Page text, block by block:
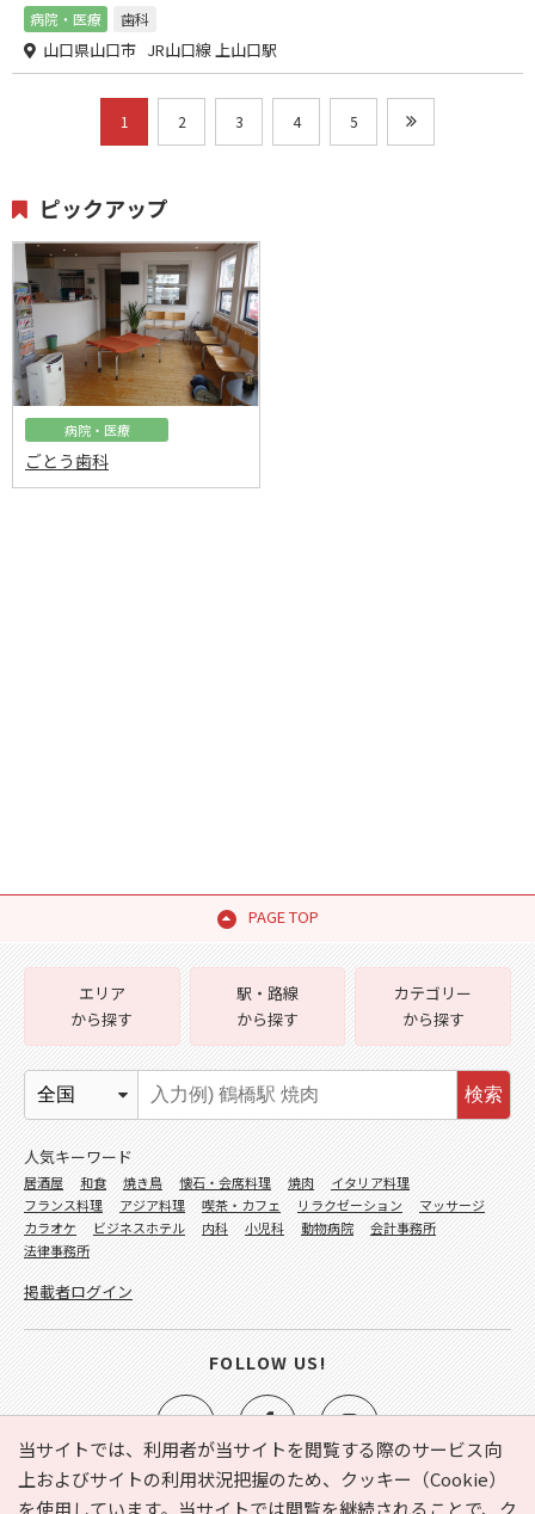
病院・医療 歯科
山口県山口市 JR山口線 上山口駅
1 2 3 4 5
ピックアップ
病院・医療
ごとう歯科
PAGE TOP
当サイトでは、利用者が当サイトを閲覧する際のサービス向
上およびサイトの利用状況把握のため、クッキー（Cookie）
を使用しています。当サイトでは閲覧を継続されることで、ク
エリア
から探す
駅・路線
から探す
カテゴリー
から探す
検索
人気キーワード
居酒屋 和食 焼き鳥 懐石・会席料理 焼肉
イタリア料理
フランス料理
アジア料理 喫茶・カフェ リラクゼーション
マッサージ
カラオケ
ビジネスホテル 内科 小児科 動物病院
会計事務所
法律事務所
掲載者ログイン
FOLLOW US!